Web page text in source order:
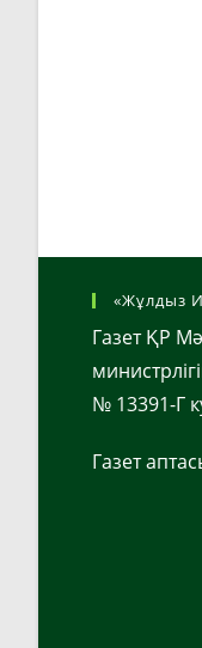
«Жұлдыз
Газет ҚР
№ 13391-Г
Газет